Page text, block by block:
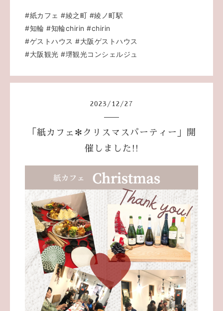
#紙カフェ #綾之町 #綾ノ町駅
#知輪 #知輪chirin #chirin
#ゲストハウス #大阪ゲストハウス
#大阪観光 #堺観光コンシェルジュ
2023 / 12 / 27
「紙カフェ✻クリスマスパーティー」開
催しました!!